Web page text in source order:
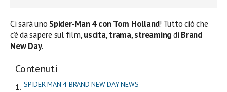
Ci sarà uno Spider-Man 4 con Tom Holland! Tutto ciò che
c’è da sapere sul film,uscita,trama,streamingdi Brand
New Day.
Contenuti
SPIDER-MAN 4 BRAND NEW DAY NEWS